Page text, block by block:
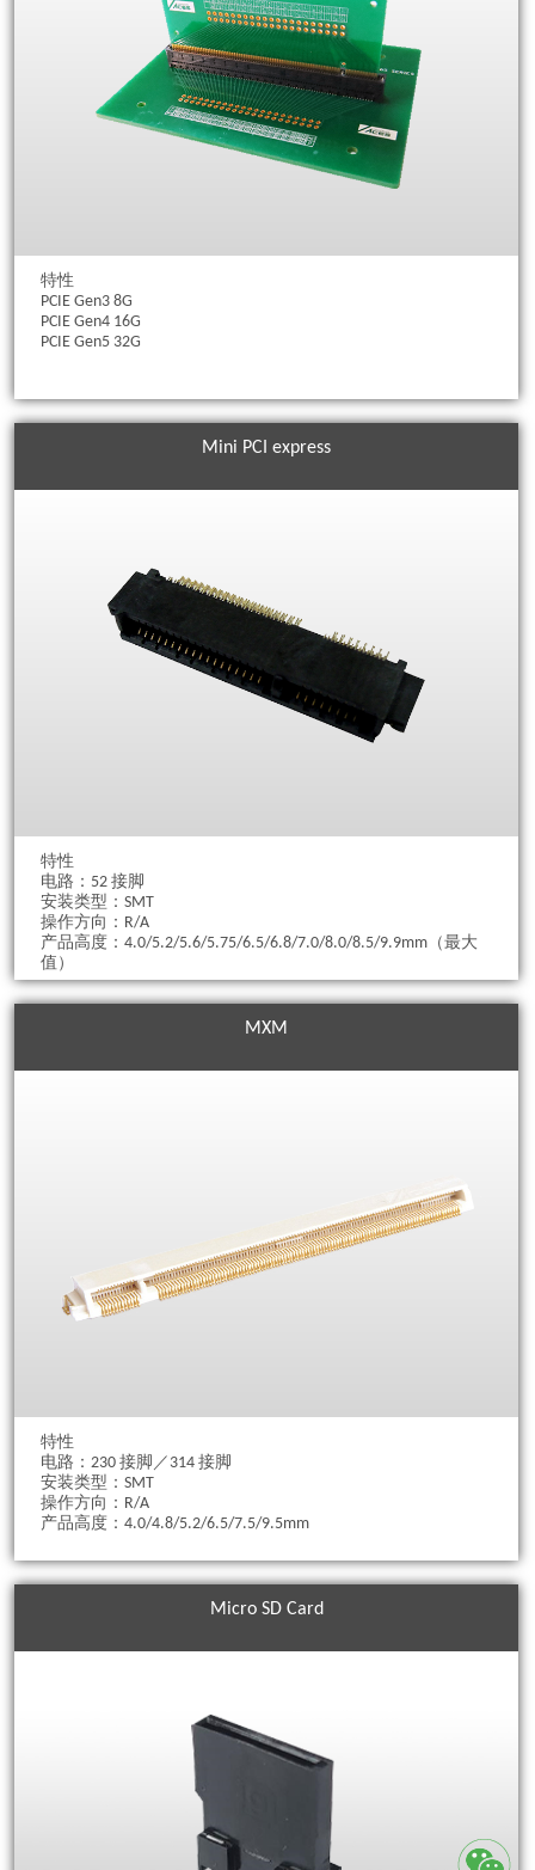
特性
PCIE Gen3 8G
PCIE Gen4 16G
PCIE Gen5 32G
Mini PCI express
特性
电路：52 接脚
安装类型：SMT
操作方向：R/A
产品高度：4.0/5.2/5.6/5.75/6.5/6.8/7.0/8.0/8.5/9.9mm（最大
值）
MXM
特性
电路：230 接脚／314 接脚
安装类型：SMT
操作方向：R/A
产品高度：4.0/4.8/5.2/6.5/7.5/9.5mm
Micro SD Card